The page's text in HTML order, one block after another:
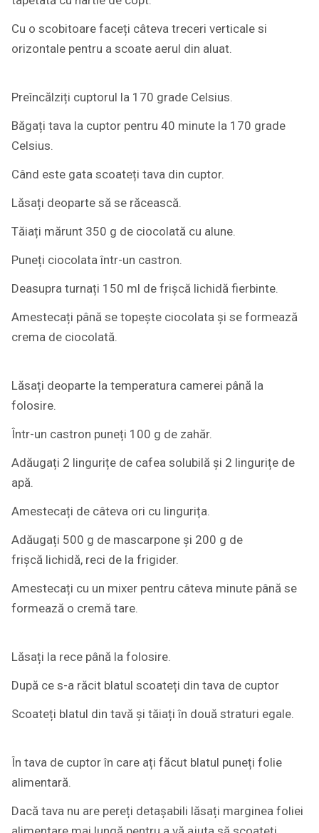
Cu o scobitoare faceți câteva treceri verticale si
orizontale pentru a scoate aerul din aluat.
Preîncălziți cuptorul la 170 grade Celsius.
Băgați tava la cuptor pentru 40 minute la 170 grade
Celsius.
Când este gata scoateți tava din cuptor.
Lăsați deoparte să se răcească.
Tăiați mărunt 350 g de ciocolată cu alune.
Puneți ciocolata într-un castron.
Deasupra turnați 150 ml de frișcă lichidă fierbinte.
Amestecați până se topește ciocolata și se formează
crema de ciocolată.
Lăsați deoparte la temperatura camerei până la
folosire.
Într-un castron puneți 100 g de zahăr.
Adăugați 2 lingurițe de cafea solubilă și 2 lingurițe de
apă.
Amestecați de câteva ori cu lingurița.
Adăugați 500 g de mascarpone și 200 g de
frișcă lichidă, reci de la frigider.
Amestecați cu un mixer pentru câteva minute până se
formează o cremă tare.
Lăsați la rece până la folosire.
După ce s-a răcit blatul scoateți din tava de cuptor
Scoateți blatul din tavă și tăiați în două straturi egale.
În tava de cuptor în care ați făcut blatul puneți folie
alimentară.
Dacă tava nu are pereți detașabili lăsați marginea foliei